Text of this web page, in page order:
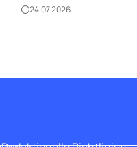
24.07.2026